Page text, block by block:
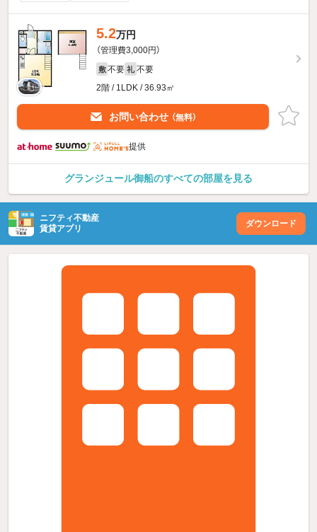
5.2万円
（管理費3,000円）
敷 不要 礼 不要
2階 / 1LDK / 36.93㎡
お問い合わせ （無料）
提供
グランジュール御船のすべての部屋を見る
ニフティ不動産
賃貸アプリ
ダウンロード